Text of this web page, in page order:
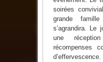
soirées
grande
s’agrandira. Le
une
récompenses